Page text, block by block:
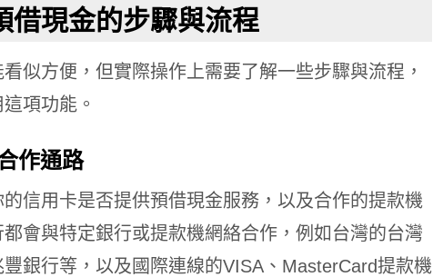
借現金的步驟與流程
似方便，但實際操作上需要了解一些步驟與流程，
項功能。
作通路
信用卡是否提供預借現金服務，以及合作的提款機
會與特定銀行或提款機網絡合作，例如台灣的台灣
銀行等，以及國際連線的VISA、MasterCard提款機